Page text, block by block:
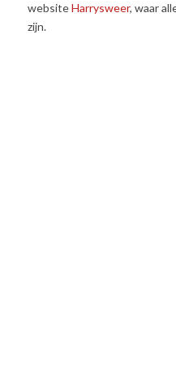
websiteHarrysweer, waar
zijn.